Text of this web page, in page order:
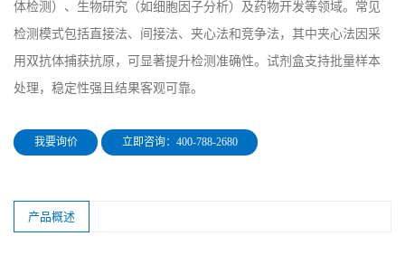
体检测）、生物研究（如细胞因子分析）及药物开发等领域。常见
检测模式包括直接法、间接法、夹心法和竞争法，其中夹心法因采
用双抗体捕获抗原，可显著提升检测准确性。试剂盒支持批量样本
处理，稳定性强且结果客观可靠。
我要询价 立即咨询：400-788-2680
产品概述